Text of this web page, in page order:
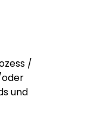
/
und